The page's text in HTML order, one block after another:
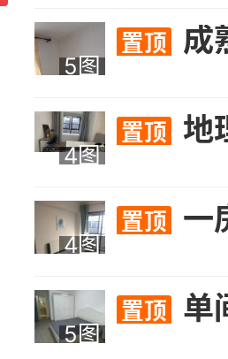
5图
置顶 成
4图
置顶 地理位置优
4图
置顶 一
5图
置顶 单